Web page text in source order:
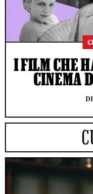
I FILM CHE
CINEMA